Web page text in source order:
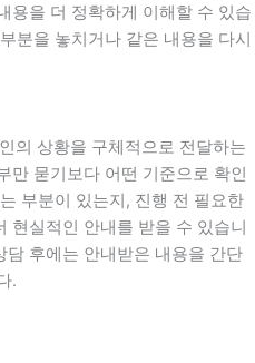
용을 더 정확하게 이해할 수 있습
분을 놓치거나 같은 내용을 다시
의 상황을 구체적으로 전달하는
만 묻기보다 어떤 기준으로 확인
부분이 있는지, 진행 전 필요한
현실적인 안내를 받을 수 있습니
후에는 안내받은 내용을 간단
.